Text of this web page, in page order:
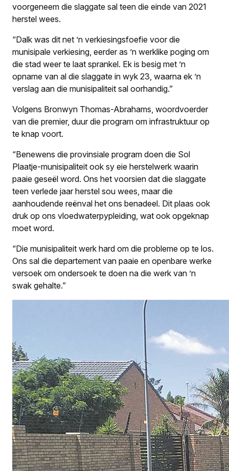
voorgeneem die slaggate sal teen die einde van 2021
herstel wees.
“Dalk was dit net ’n verkiesingsfoefie voor die
munisipale verkiesing, eerder as ’n werklike poging om
die stad weer te laat sprankel. Ek is besig met ’n
opname van al die slaggate in wyk 23, waarna ek ’n
verslag aan die munisipaliteit sal oorhandig.”
Volgens Bronwyn Thomas-Abrahams, woordvoerder
van die premier, duur die program om infrastruktuur op
te knap voort.
“Benewens die provinsiale program doen die Sol
Plaatje-munisipaliteit ook sy eie herstelwerk waarin
paaie geseël word. Ons het voorsien dat die slaggate
teen verlede jaar herstel sou wees, maar die
aanhoudende reënval het ons benadeel. Dit plaas ook
druk op ons vloedwaterpypleiding, wat ook opgeknap
moet word.
“Die munisipaliteit werk hard om die probleme op te los.
Ons sal die departement van paaie en openbare werke
versoek om ondersoek te doen na die werk van ’n
swak gehalte.”